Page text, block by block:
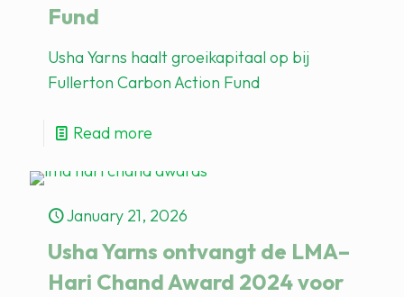
Fund
Usha Yarns haalt groeikapitaal op bij
Fullerton Carbon Action Fund
Read more
January 21, 2026
Usha Yarns ontvangt de LMA–
Hari Chand Award 2024 voor